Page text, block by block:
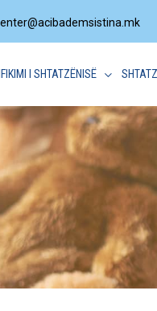
I SHTATZËNISË